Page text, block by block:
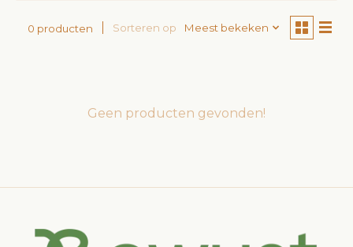
0 producten Sorteren op Meest bekeken
Geen producten gevonden!